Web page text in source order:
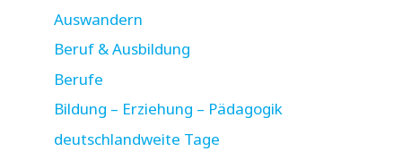
Auswandern
Beruf & Ausbildung
Berufe
Bildung – Erziehung – Pädagogik
deutschlandweite Tage